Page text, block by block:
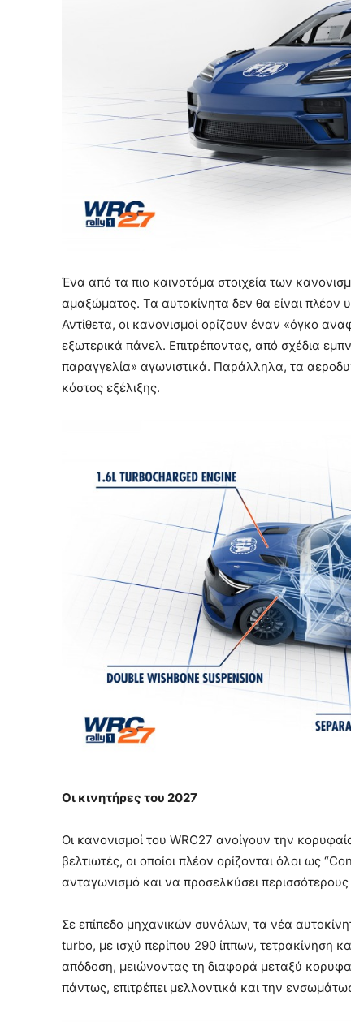
Ένα από τα πιο καινοτόμα στοιχεία των
αμαξώματος. Τα αυτοκίνητα δεν θα είναι
Αντίθετα, οι κανονισμοί ορίζουν έναν «όγκο
εξωτερικά πάνελ. Επιτρέποντας, από σχέδια
παραγγελία» αγωνιστικά. Παράλληλα, τα
κόστος εξέλιξης.
Οι κινητήρες του 2027
Οι κανονισμοί του WRC27 ανοίγουν την
βελτιωτές, οι οποίοι πλέον ορίζονται όλοι ως
ανταγωνισμό και να προσελκύσει
Σε επίπεδο μηχανικών συνόλων, τα νέα
turbo, με ισχύ περίπου 290 ίππων, τετρακίνηση
απόδοση, μειώνοντας τη διαφορά μεταξύ
πάντως, επιτρέπει μελλοντικά και την